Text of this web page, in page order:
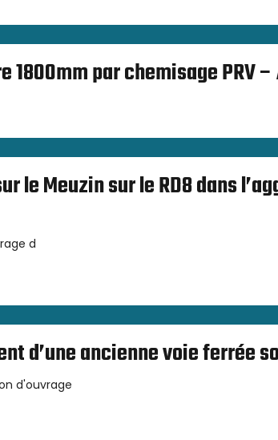
par chemisage PRV –
le Meuzin sur le RD8 dans
d
d’une ancienne voie ferrée
d'ouvrage